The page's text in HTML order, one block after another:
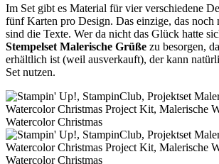
Im Set gibt es Material für vier verschiedene
fünf Karten pro Design. Das einzige, das noch
sind die Texte. Wer da nicht das Glück hatte
Stempelset Malerische Grüße zu besorgen,
erhältlich ist (weil ausverkauft), der kann
Set nutzen.